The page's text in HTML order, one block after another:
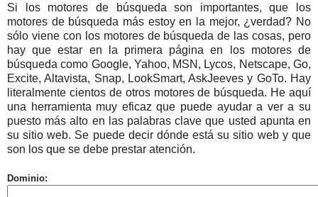
Si los motores de búsqueda son importantes, que los
motores de búsqueda más estoy en la mejor, ¿verdad? No
sólo viene con los motores de búsqueda de las cosas, pero
hay que estar en la primera página en los motores de
búsqueda como Google, Yahoo, MSN, Lycos, Netscape, Go,
Excite, Altavista, Snap, LookSmart, AskJeeves y GoTo. Hay
literalmente cientos de otros motores de búsqueda. He aquí
una herramienta muy eficaz que puede ayudar a ver a su
puesto más alto en las palabras clave que usted apunta en
su sitio web. Se puede decir dónde está su sitio web y que
son los que se debe prestar atención.
Dominio: